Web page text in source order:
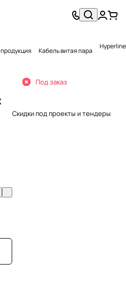
Кабель витая пара
Под заказ
Скидки под проекты и тендеры